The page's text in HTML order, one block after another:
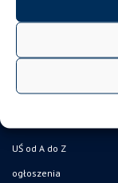
UŚ od A do Z
ogłoszenia